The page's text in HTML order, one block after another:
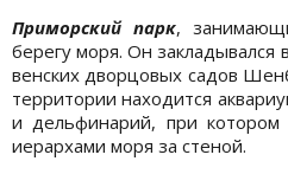
Приморский парк,
берегу моря. Он закладывался
венских дворцовых садов
территории находится
и дельфинарий, при
иерархами моря за стеной.